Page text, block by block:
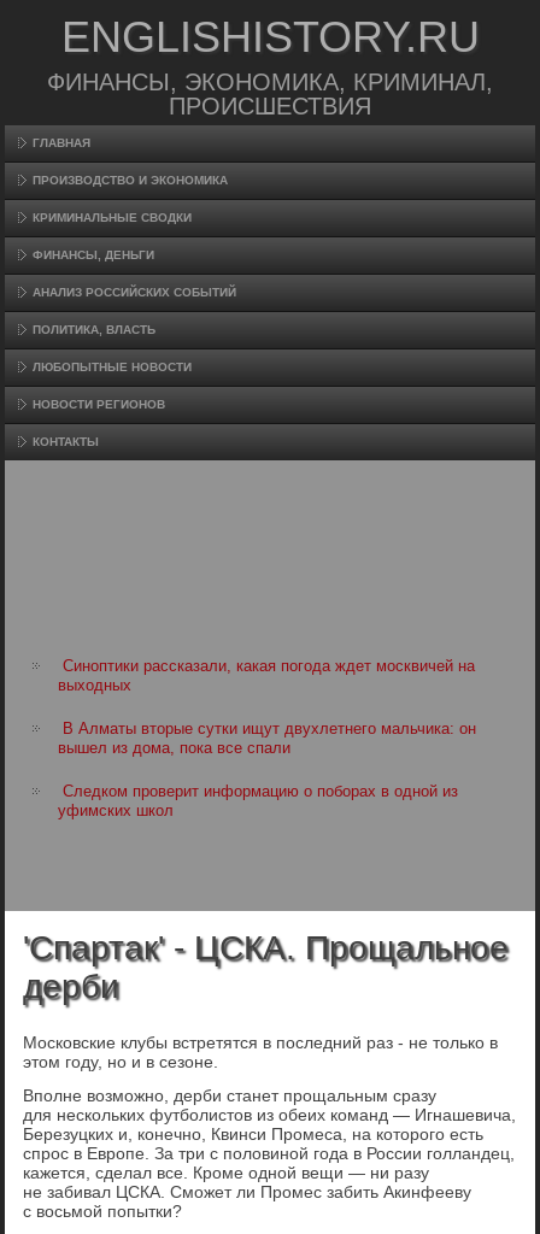
ENGLISHISTORY.RU
ФИНАНСЫ, ЭКОНОМИКА, КРИМИНАЛ,
ПРОИСШЕСТВИЯ
ГЛАВНАЯ
ПРОИЗВΟДСТВО И ЭКОНОМИКА
КРИМИНАЛЬНЫЕ СВОДКИ
ФИНАНСЫ, ДЕНЬГИ
АНАЛИЗ РОССИЙСКИХ СОБЫТИЙ
ПОЛИТИКА, ВЛАСТЬ
ЛЮБОПЫТНЫЕ НОВОСТИ
НОВОСТИ РЕГИОНОВ
КОНТАКТЫ
Синоптики рассказали, какая погода ждет москвичей на
выходных
В Алматы вторые сутки ищут двухлетнего мальчика: он
вышел из дома, пока все спали
Следком проверит информацию о поборах в одной из
уфимских школ
'Спартак' - ЦСКА. Прощальное
дерби
Московские клубы встретятся в последний раз - не только в
этом году, но и в сезоне.
Вполне возможно, дерби станет прощальным сразу
для нескольких футболистов из обеих команд — Игнашевича,
Березуцких и, конечно, Квинси Промеса, на которого есть
спрос в Европе. За три с половиной года в России голландец,
кажется, сделал все. Кроме одной вещи — ни разу
не забивал ЦСКА. Сможет ли Промес забить Акинфееву
с восьмой попытки?